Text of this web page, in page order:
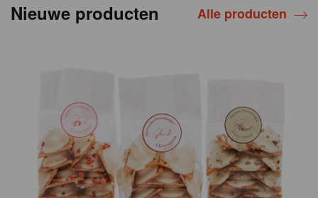
Nieuwe producten Alle producten